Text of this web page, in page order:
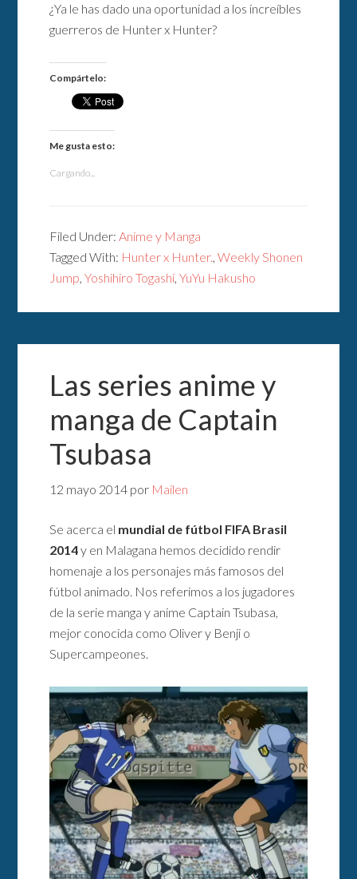
¿Ya le has dado una oportunidad a los increíbles
guerreros de Hunter x Hunter?
Compártelo:
Me gusta esto:
Cargando...
Filed Under:Anime y Manga
Tagged With: Hunter x Hunter.,Weekly Shonen
Jump,Yoshihiro Togashi,YuYu Hakusho
Las series anime y
manga de Captain
Tsubasa
12 mayo 2014 por Mailen
Se acerca el mundial de fútbol FIFA Brasil
2014y en Malagana hemos decidido rendir
homenaje a los personajes más famosos del
fútbol animado. Nos referimos a los jugadores
de la serie manga y anime Captain Tsubasa,
mejor conocida como Oliver y Benji o
Supercampeones.